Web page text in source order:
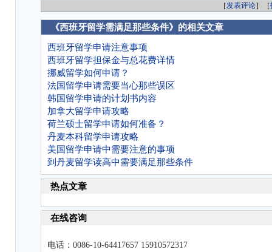
［发表评论］［
《西班牙留学需满足那些条件》的相关文章
西班牙留学申请注意事项
西班牙留学担保金与总花费详情
挪威留学如何申请？
法国留学申请需要当心那些误区
韩国留学申请的计划书内容
加拿大留学申请攻略
荷兰硕士留学申请如何准备？
丹麦本科留学申请攻略
美国留学申请中需要注意的事项
到丹麦留学读高中需要满足那些条件
热点文章
在线咨询